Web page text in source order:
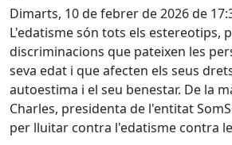
Dimarts, 10 de febrer de 2026 de
L'edatisme són tots els estereotips,
discriminacions que pateixen les
seva edat i que afecten els seus
autoestima i el seu benestar. De la
Charles, presidenta de l'entitat
per lluitar contra l'edatisme contra